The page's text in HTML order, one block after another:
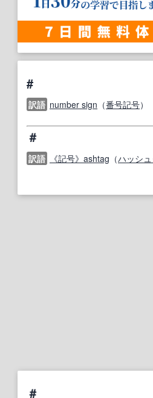
#
訳語 number sign （番号記号）
＃
訳語 《記号》ashtag （ハッシ
＃